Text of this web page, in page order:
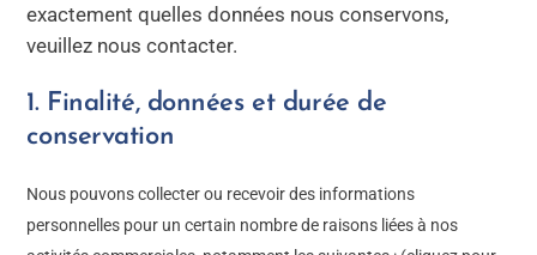
exactement quelles données nous conservons,
veuillez nous contacter.
1. Finalité, données et durée de
conservation
Nous pouvons collecter ou recevoir des informations
personnelles pour un certain nombre de raisons liées à nos